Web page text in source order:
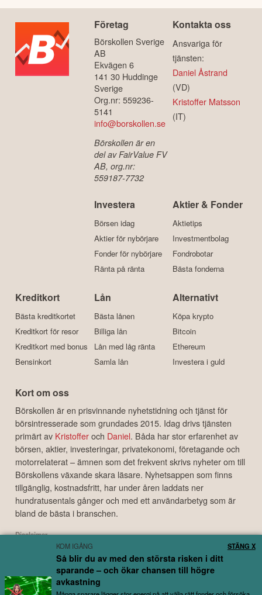
Företag
Börskollen Sverige
AB
Ekvägen 6
141 30 Huddinge
Sverige
Org.nr: 559236-
5141
info@borskollen.se
Börskollen är en
del av FairValue FV
AB, org.nr:
559187-7732
Kontakta oss
Ansvariga för
tjänsten:
Daniel Åstrand
(VD)
Kristoffer Matsson
(IT)
Investera
Börsen idag
Aktier för nybörjare
Fonder för nybörjare
Ränta på ränta
Aktier & Fonder
Aktietips
Investmentbolag
Fondrobotar
Bästa fonderna
Kreditkort
Bästa kreditkortet
Kreditkort för resor
Kreditkort med bonus
Bensinkort
Lån
Bästa lånen
Billiga lån
Lån med låg ränta
Samla lån
Alternativt
Köpa krypto
Bitcoin
Ethereum
Investera i guld
Kort om oss
Börskollen är en prisvinnande nyhetstidning och tjänst för
börsintresserade som grundades 2015. Idag drivs tjänsten
primärt av Kristofferoch Daniel. Båda har stor erfarenhet av
börsen, aktier, investeringar, privatekonomi, företagande och
motorrelaterat – ämnen som det frekvent skrivs nyheter om till
Börskollens växande skara läsare. Nyhetsappen som finns
tillgänglig, kostnadsfritt, har under åren laddats ner
hundratusentals gånger och med ett användarbetyg som är
bland de bästa i branschen.
Disclaimer
Börskollen Sverige AB ("Börskollen") är inte finansiella rådgivare, står inte under
finansinspektionens tillsyn och ger inga råd till dig. Detta innebär att
investeringsbeslut baserade på information som direkt eller indirekt härrörande
från Börskollen eller personer med koppling till Börskollen, alltid fattas
självständigt av investeraren. Börskollen frånsäger sig allt ansvar för eventuell
KOM IGÅNG
Så blir du av med den största risken i ditt
sparande – och ökar chansen till högre
avkastning
STÄNG X